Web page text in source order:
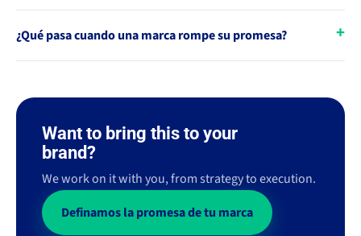
¿Qué pasa cuando una marca rompe su promesa?
Want to bring this to your
brand?
We work on it with you, from strategy to execution.
Definamos la promesa de tu marca